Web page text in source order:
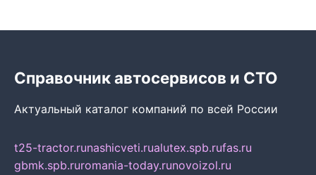
Справочник автосервисов и СТО
Актуальный каталог компаний по всей России
t25-tractor.runashicveti.rualutex.spb.rufas.ru
gbmk.spb.ruromania-today.runovoizol.ru